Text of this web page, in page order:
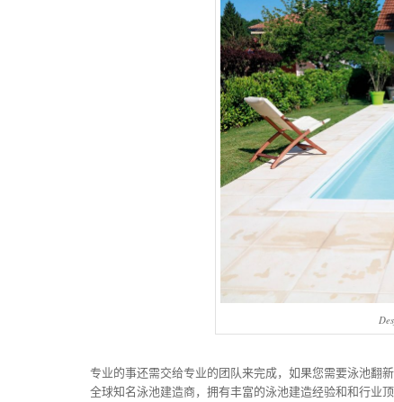
专业的事还需交给专业的团队来完成，如果您需要泳池翻
全球知名泳池建造商，拥有丰富的泳池建造经验和和行业